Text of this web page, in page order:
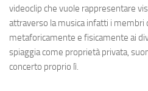
videoclip che vuole rappresentare
attraverso la musica infatti i membri
metaforicamente e fisicamente ai
spiaggia come proprietà privata,
concerto proprio lì.